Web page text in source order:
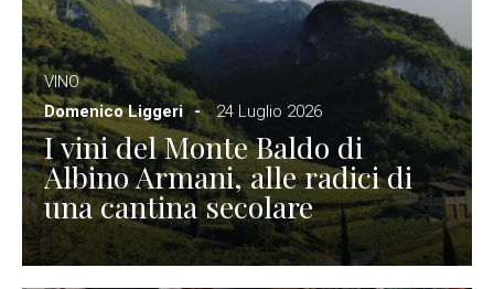
VINO
Domenico Liggeri
24 Luglio 2026
I vini del Monte Baldo di
Albino Armani, alle radici di
una cantina secolare